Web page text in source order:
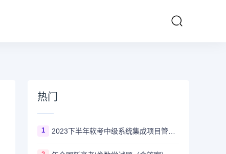
热门
1 2023下半年软考中级系统集成项目管理工程师多长时间出成绩